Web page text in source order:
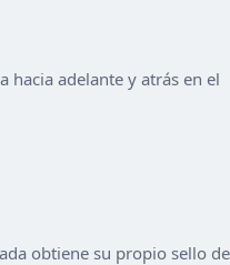
hacia adelante y atrás en el
obtiene su propio sello de